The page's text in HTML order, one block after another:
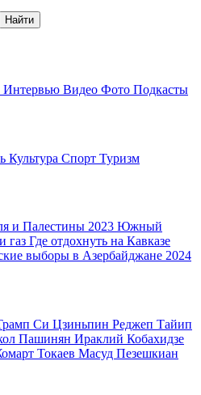
Найти
Интервью Видео Фото Подкасты
Культура Спорт Туризм
и Палестины 2023 Южный
газ Где отдохнуть на Кавказе
выборы в Азербайджане 2024
Си Цзиньпин Реджеп Тайип
Пашинян Ираклий Кобахидзе
Токаев Масуд Пезешкиан